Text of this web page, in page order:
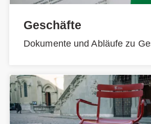
Geschäfte
Dokumente und Abläufe zu